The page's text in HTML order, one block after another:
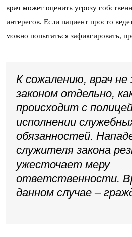
врач может оценить угрозу
интересов. Если пациент просто
можно попытаться зафиксировать,
К сожалению, врач
законом отдельно,
происходит с
исполнении
обязанностей.
служителя закона
ужесточает меру
ответственности.
данном случае –